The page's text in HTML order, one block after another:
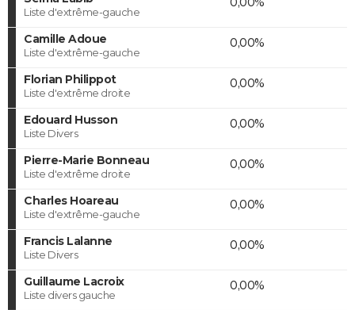
Liste d'extrême-gauche
Camille Adoue
Liste d'extrême-gauche
0,00%
Florian Philippot
Liste d'extrême droite
0,00%
Edouard Husson
Liste Divers
0,00%
Pierre-Marie Bonneau
Liste d'extrême droite
0,00%
Charles Hoareau
Liste d'extrême-gauche
0,00%
Francis Lalanne
Liste Divers
0,00%
Guillaume Lacroix
Liste divers gauche
0,00%